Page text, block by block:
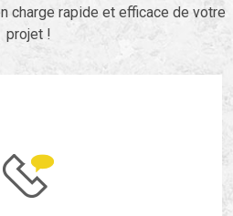
charge rapide et efficace de votre
projet !